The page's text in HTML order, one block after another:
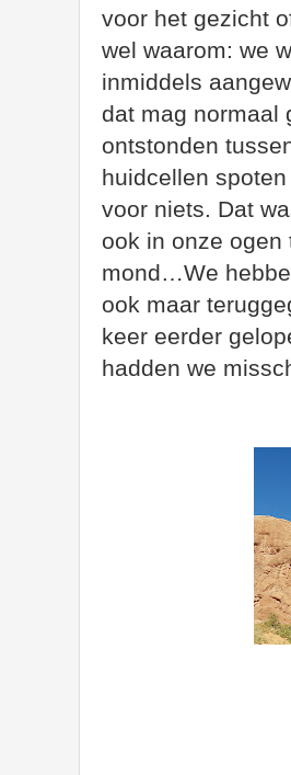
voor het gezicht
wel waarom: we
inmiddels
dat mag normaal
ontstonden
huidcellen
voor niets. Dat
ook in onze
mond…We
ook maar
keer eerder
hadden we